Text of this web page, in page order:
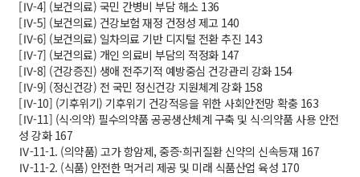
[Ⅳ-4] (보건의료) 국민 간병비 부담 해소 136
[Ⅳ-5] (보건의료) 건강보험 재정 건정성 제고 140
[Ⅳ-6] (보건의료) 일차의료 기반 디지털 전환 추진 143
[Ⅳ-7] (보건의료) 개인 의료비 부담의 적정화 147
[Ⅳ-8] (건강증진) 생애 전주기적 예방중심 건강관리 강화 154
[Ⅳ-9] (정신건강) 전 국민 정신건강 지원체계 강화 158
[Ⅳ-10] (기후위기) 기후위기 건강적응을 위한 사회안전망 확충 163
[Ⅳ-11] (식·의약) 필수의약품 공공생산체계 구축 및 식·의약품 사용 안전
성 강화 167
Ⅳ-11-1. (의약품) 고가 항암제, 중증·희귀질환 신약의 신속등재 167
Ⅳ-11-2. (식품) 안전한 먹거리 제공 및 미래 식품산업 육성 170